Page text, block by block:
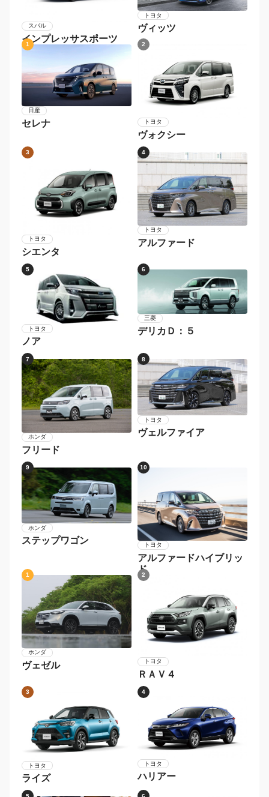
スバル
インプレッサスポーツ
トヨタ
ヴィッツ
1
日産
セレナ
2
トヨタ
ヴォクシー
3
トヨタ
シエンタ
4
トヨタ
アルファード
5
トヨタ
ノア
6
三菱
デリカＤ：５
7
ホンダ
フリード
8
トヨタ
ヴェルファイア
9
ホンダ
ステップワゴン
10
トヨタ
アルファードハイブリッ
ド
1
ホンダ
ヴェゼル
2
トヨタ
ＲＡＶ４
3
トヨタ
ライズ
4
トヨタ
ハリアー